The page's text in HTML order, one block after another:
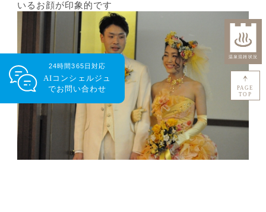
いるお顔が印象的です
PAGE
TOP
24時間365日対応
AIコンシェルジュ
でお問い合わせ